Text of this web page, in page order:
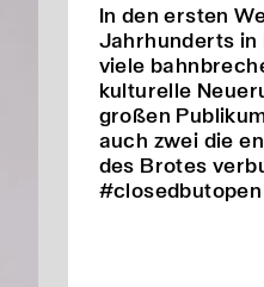
MUSEUMSCAFE
Sonntagsführung in der
Dauerausstellung
Zeit für mich! - Meditation
und Achtsamkeit im
Museum
In den ersten
Jahrhunderts in
viele
kulturelle
großen
auch zwei die
des Brotes
#closedbutopen